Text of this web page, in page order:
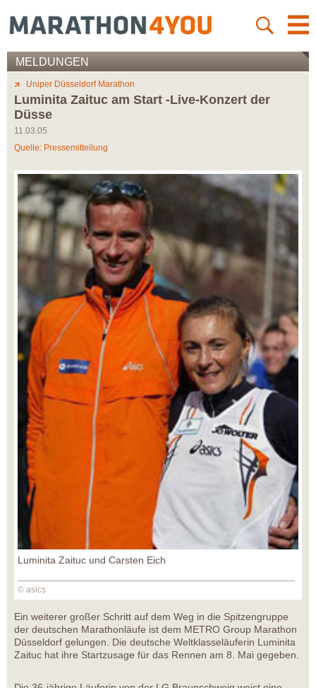
MELDUNGEN
Uniper Düsseldorf Marathon
Luminita Zaituc am Start -Live-Konzert der
Düsse
11.03.05
Quelle: Pressemitteilung
Luminita Zaituc und Carsten Eich
© asics
Ein weiterer großer Schritt auf dem Weg in die Spitzengruppe
der deutschen Marathonläufe ist dem METRO Group Marathon
Düsseldorf gelungen. Die deutsche Weltklasseläuferin Luminita
Zaituc hat ihre Startzusage für das Rennen am 8. Mai gegeben.